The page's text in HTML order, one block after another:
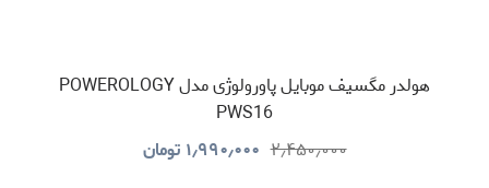
هولدر مگسیف موبایل پاورولوژی مدل POWEROLOGY
PWS16
۲٫۴۵۰٫۰۰۰ ۱٫۹۹۰٫۰۰۰ تومان